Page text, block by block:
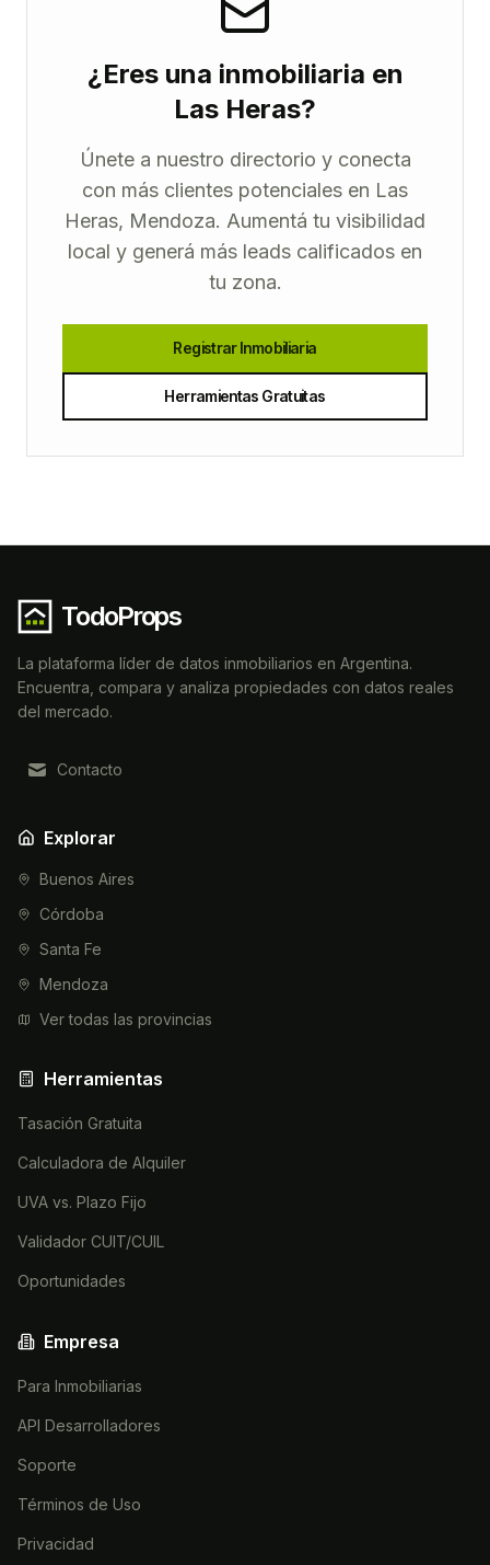
¿Eres una inmobiliaria en
Las Heras?
Únete a nuestro directorio y conecta
con más clientes potenciales en Las
Heras, Mendoza. Aumentá tu visibilidad
local y generá más leads calificados en
tu zona.
Registrar Inmobiliaria
Herramientas Gratuitas
TodoProps
La plataforma líder de datos inmobiliarios en Argentina.
Encuentra, compara y analiza propiedades con datos reales
del mercado.
Contacto
Explorar
Buenos Aires
Córdoba
Santa Fe
Mendoza
Ver todas las provincias
Herramientas
Tasación Gratuita
Calculadora de Alquiler
UVA vs. Plazo Fijo
Validador CUIT/CUIL
Oportunidades
Empresa
Para Inmobiliarias
API Desarrolladores
Soporte
Términos de Uso
Privacidad